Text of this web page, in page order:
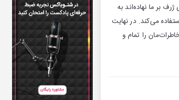
بر ما نهاده‌اند به
می‌کند. در نهایت
را تمام و